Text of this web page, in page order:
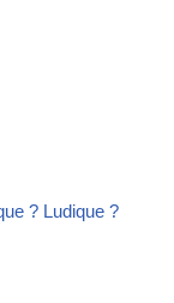
? Ludique ?